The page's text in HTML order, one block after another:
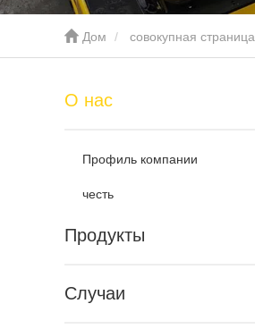
Дом совокупная страница
О нас
Профиль компании
честь
Продукты
Случаи